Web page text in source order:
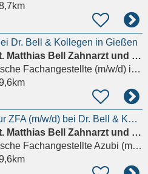
Dr. Bell & Kollegen in Gießen
Dr. med. dent. Matthias Bell Zahnarzt und Fachzahnarzt für Oralchirurgie
Fachangestellte (m/w/d)in Gießen
Ausbildung zur ZFA (m/w/d) bei Dr. Bell & Kollegen in Gießen – Start August 2026
Dr. med. dent. Matthias Bell Zahnarzt und Fachzahnarzt für Oralchirurgie
Zahnmedizinische Fachangestellte Azubi (m/w/d)